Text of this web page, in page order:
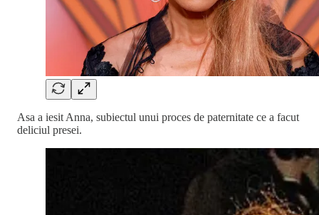
Asa a iesit Anna, subiectul unui proces de paternitate ce a facut
deliciul presei.